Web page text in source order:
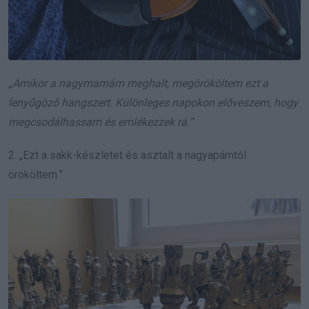
„Amikor a nagymamám meghalt, megörököltem ezt a
lenyűgöző hangszert. Különleges napokon előveszem, hogy
megcsodálhassam és emlékezzek rá.”
2. „Ezt a sakk-készletet és asztalt a nagyapámtól
örököltem.”